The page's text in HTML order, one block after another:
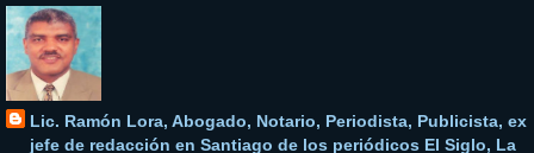
Lic. Ramón Lora, Abogado, Notario, Periodista, Publicista, ex
jefe de redacción en Santiago de los periódicos El Siglo, La